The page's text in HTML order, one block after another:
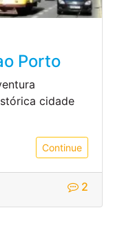
Porto
cidade
Continue
2